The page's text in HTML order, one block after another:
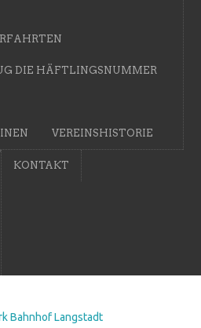
DIE HÄFTLINGSNUMMER
VEREINSHISTORIE
KONTAKT